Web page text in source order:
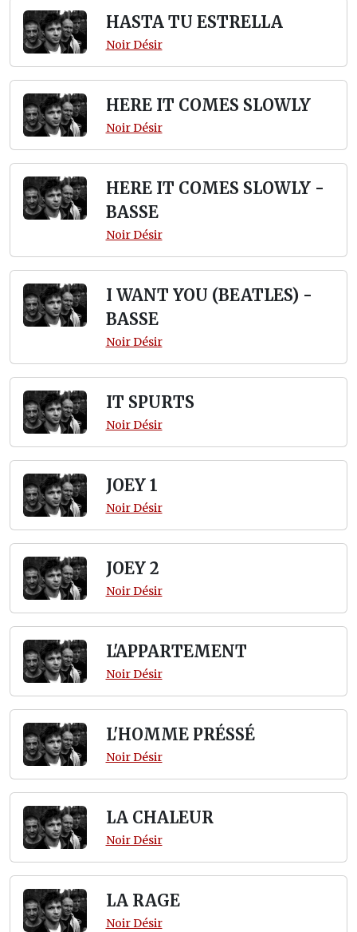
HASTA TU ESTRELLA
Noir Désir
HERE IT COMES SLOWLY
Noir Désir
HERE IT COMES SLOWLY -
BASSE
Noir Désir
I WANT YOU (BEATLES) -
BASSE
Noir Désir
IT SPURTS
Noir Désir
JOEY 1
Noir Désir
JOEY 2
Noir Désir
L'APPARTEMENT
Noir Désir
L'HOMME PRÉSSÉ
Noir Désir
LA CHALEUR
Noir Désir
LA RAGE
Noir Désir